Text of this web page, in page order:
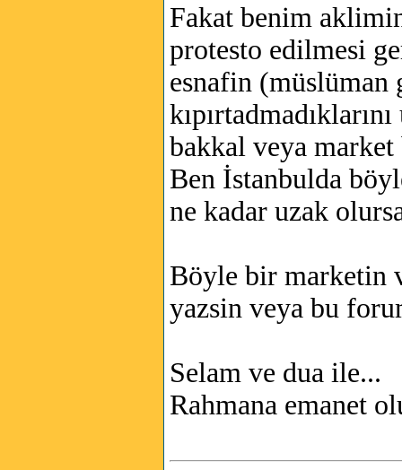
Fakat benim
protesto edilmesi
esnafin (müslüman
bakkal veya
Ben İstanbulda
ne kadar uzak
Böyle bir marketin
yazsin veya bu
Selam ve dua ile...
Rahmana emanet